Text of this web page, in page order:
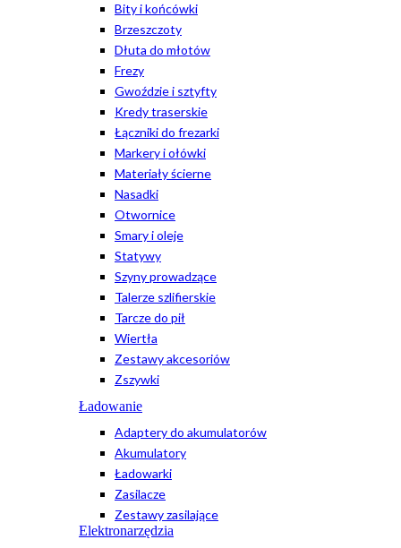
Bity i końcówki
Brzeszczoty
Dłuta do młotów
Frezy
Gwoździe i sztyfty
Kredy traserskie
Łączniki do frezarki
Markery i ołówki
Materiały ścierne
Nasadki
Otwornice
Smary i oleje
Statywy
Szyny prowadzące
Talerze szlifierskie
Tarcze do pił
Wiertła
Zestawy akcesoriów
Zszywki
Ładowanie
Adaptery do akumulatorów
Akumulatory
Ładowarki
Zasilacze
Zestawy zasilające
Elektronarzędzia